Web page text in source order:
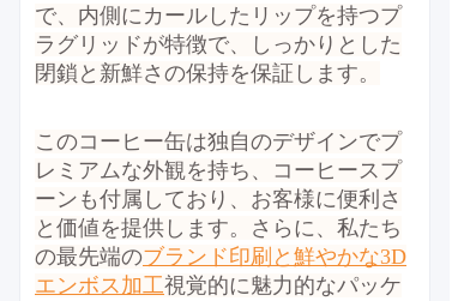
で、内側にカールしたリップを持つプ
ラグリッドが特徴で、しっかりとした
閉鎖と新鮮さの保持を保証します。
このコーヒー缶は独自のデザインでプ
レミアムな外観を持ち、コーヒースプ
ーンも付属しており、お客様に便利さ
と価値を提供します。さらに、私たち
の最先端のブランド印刷と鮮やかな3D
エンボス加工視覚的に魅力的なパッケ